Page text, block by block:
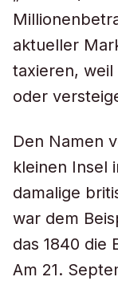
aktueller
taxieren,
oder
Den Namen
kleinen Insel
damalige
war dem
das 1840 die
Am 21.